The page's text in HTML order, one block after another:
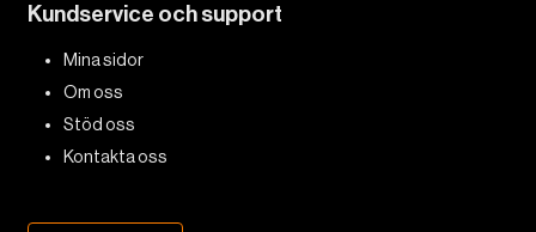
Kundservice och support
Mina sidor
Om oss
Stöd oss
Kontakta oss